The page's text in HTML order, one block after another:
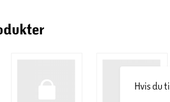
størrelsen “Ultra-Wide Fit”. Det
en krystalklar skærmoplevelse og
Hvis du